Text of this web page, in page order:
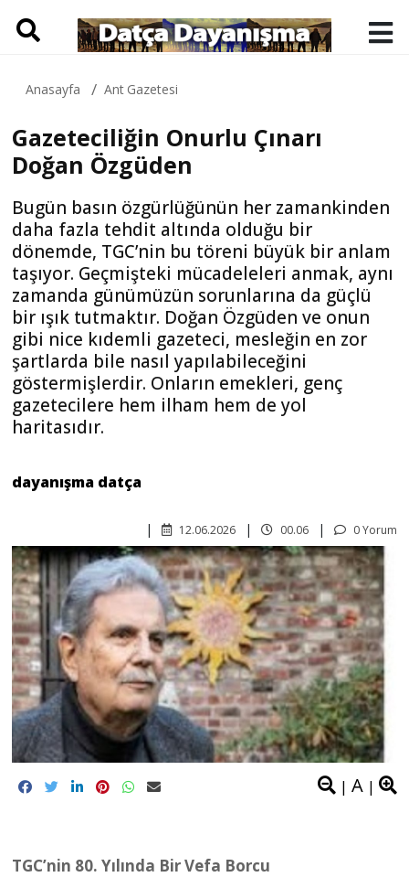
Anasayfa Ant Gazetesi
Gazeteciliğin Onurlu Çınarı
Doğan Özgüden
Bugün basın özgürlüğünün her zamankinden
daha fazla tehdit altında olduğu bir
dönemde, TGC’nin bu töreni büyük bir anlam
taşıyor. Geçmişteki mücadeleleri anmak, aynı
zamanda günümüzün sorunlarına da güçlü
bir ışık tutmaktır. Doğan Özgüden ve onun
gibi nice kıdemli gazeteci, mesleğin en zor
şartlarda bile nasıl yapılabileceğini
göstermişlerdir. Onların emekleri, genç
gazetecilere hem ilham hem de yol
haritasıdır.
dayanışma datça
0 Yorum
00.06
12.06.2026
| A |
TGC’nin 80. Yılında Bir Vefa Borcu